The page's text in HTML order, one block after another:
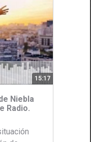
15:17
Niebla
Radio.